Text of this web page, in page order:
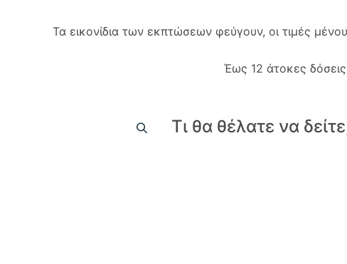
Τα εικονίδια των εκπτώσεων φεύγουν, οι τιμές
Έως 12 άτοκες δόσεις